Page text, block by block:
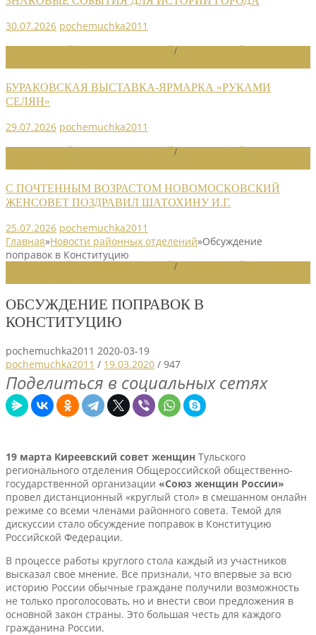
30.07.2026 pochemuchka2011
/
БУРАКОВСКАЯ ВЫСТАВКА-ЯРМАРКА «РУКАМИ
СЕЛЯН»
29.07.2026 pochemuchka2011
/
С ПОЧТЕННЫМ ВОЗРАСТОМ НОВОМОСКОВСКИЙ
ЖЕНСОВЕТ ПОЗДРАВИЛ ШАТОХИНУ И.Г.
25.07.2026 pochemuchka2011
Главная»Новости районных отделений»Обсуждение
поправок в Конституцию
/
ОБСУЖДЕНИЕ ПОПРАВОК В
КОНСТИТУЦИЮ
pochemuchka2011 2020-03-19
pochemuchka2011 / 19.03.2020 / 947
Поделиться в социальных сетях
19 марта Киреевский совет женщин Тульского
регионального отделения Общероссийской общественно-
государственной организации «Союз женщин России»
провел дистанционный «круглый стол» в смешанном онлайн
режиме со всеми членами районного совета. Темой для
дискуссии стало обсуждение поправок в Конституцию
Российской Федерации.
В процессе работы круглого стола каждый из участников
высказал свое мнение. Все признали, что впервые за всю
историю России обычные граждане получили возможность
не только проголосовать, но и внести свои предложения в
основной закон страны. Это большая честь для каждого
гражданина России.